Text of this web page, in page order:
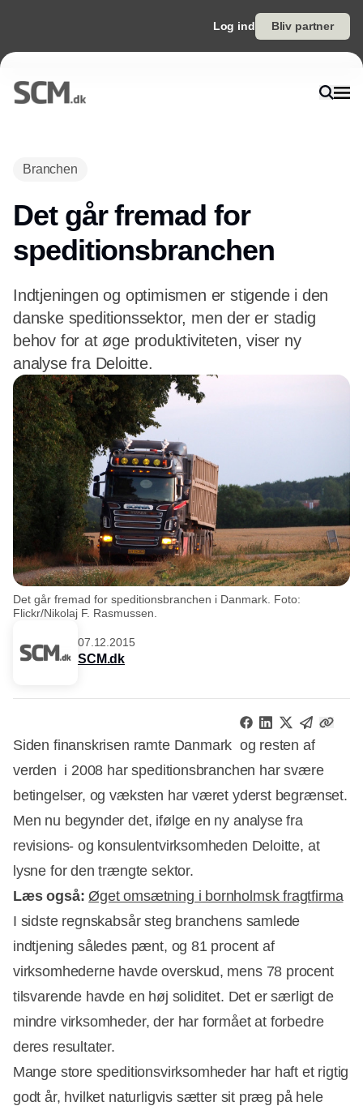
Log ind Bliv partner
Branchen
Det går fremad for
speditionsbranchen
Indtjeningen og optimismen er stigende i den
danske speditionssektor, men der er stadig
behov for at øge produktiviteten, viser ny
analyse fra Deloitte.
Det går fremad for speditionsbranchen i Danmark. Foto:
Flickr/Nikolaj F. Rasmussen.
07.12.2015
SCM.dk
Siden finanskrisen ramte Danmark  og resten af
verden  i 2008 har speditionsbranchen har svære
betingelser, og væksten har været yderst begrænset.
Men nu begynder det, ifølge en ny analyse fra
revisions- og konsulentvirksomheden Deloitte, at
lysne for den trængte sektor.
Læs også: Øget omsætning i bornholmsk fragtfirma
I sidste regnskabsår steg branchens samlede
indtjening således pænt, og 81 procent af
virksomhederne havde overskud, mens 78 procent
tilsvarende havde en høj soliditet. Det er særligt de
mindre virksomheder, der har formået at forbedre
deres resultater.
Mange store speditionsvirksomheder har haft et rigtig
godt år, hvilket naturligvis sætter sit præg på hele